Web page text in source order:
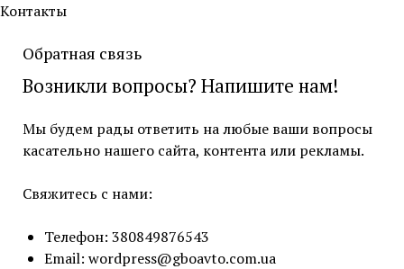
Контакты
Обратная связь
Возникли вопросы? Напишите нам!
Мы будем рады ответить на любые ваши вопросы
касательно нашего сайта, контента или рекламы.
Свяжитесь с нами:
Телефон: 380849876543
Email: wordpress@gboavto.com.ua